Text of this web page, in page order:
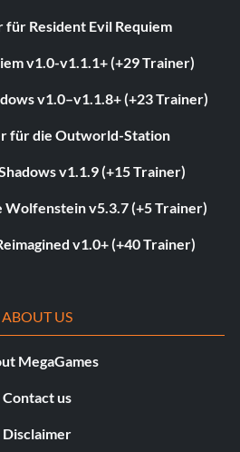
für Resident Evil Requiem
v1.0-v1.1.1+ (+29 Trainer)
v1.0–v1.1.8+ (+23 Trainer)
für die Outworld-Station
v1.1.9 (+15 Trainer)
Wolfenstein v5.3.7 (+5 Trainer)
v1.0+ (+40 Trainer)
ABOUT US
MegaGames
Contact us
Disclaimer